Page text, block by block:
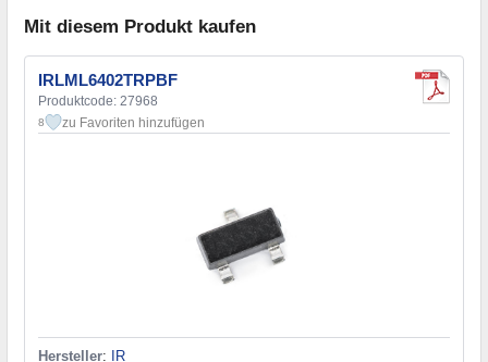
Mit diesem Produkt kaufen
IRLML6402TRPBF
Produktcode: 27968
8 zu Favoriten hinzufügen
Hersteller:
IR